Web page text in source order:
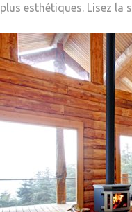
plus esthétiques. Lisez la